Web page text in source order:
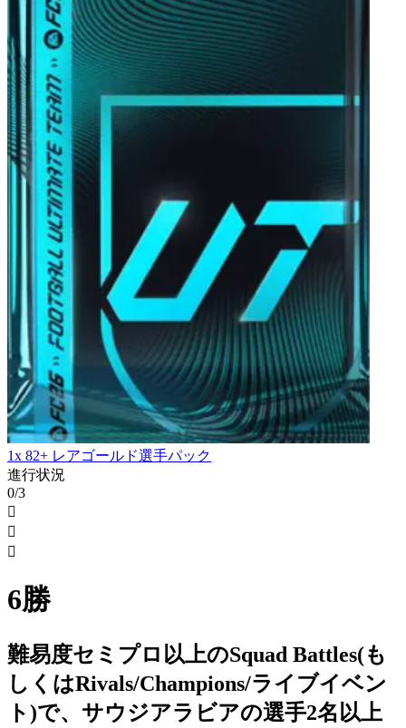
1x 82+ レアゴールド選手パック
進行状況
0/3



6勝
難易度セミプロ以上のSquad Battles(も
しくはRivals/Champions/ライブイベン
ト)で、サウジアラビアの選手2名以上